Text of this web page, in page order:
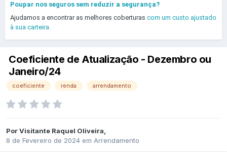
Poupar nos seguros sem reduzir a segurança?
Ajudamos a encontrar as melhores coberturas com um custo ajustado
à sua carteira.
Coeficiente de Atualização - Dezembro ou
Janeiro/24
coeficiente renda arrendamento
PorVisitante Raquel Oliveira,
8 de Fevereiro de 2024 em Arrendamento